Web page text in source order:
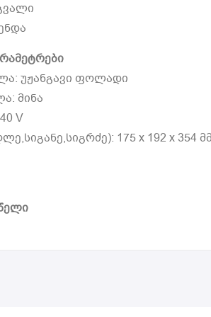
უჟანგავი ფოლადი
მინა
V
175 x 192 x 354